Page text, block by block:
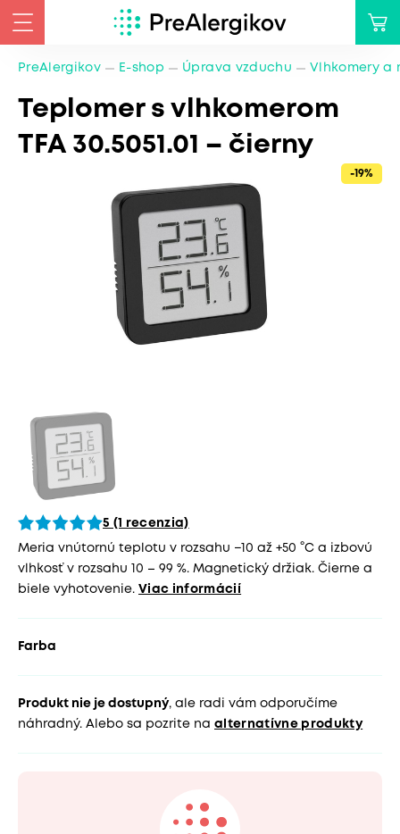
PreAlergikov E-shop Úprava vzduchu Vlhkomery a
Teplomer s vlhkomerom
TFA 30.5051.01 – čierny
-19%
5 (1 recenzia)
Meria vnútornú teplotu v rozsahu −10 až +50 °C a izbovú
vlhkosť v rozsahu 10 – 99 %. Magnetický držiak. Čierne a
biele vyhotovenie. Viac informácií
Farba
Produkt nie je dostupný, ale radi vám odporučíme
náhradný. Alebo sa pozrite na alternatívne produkty